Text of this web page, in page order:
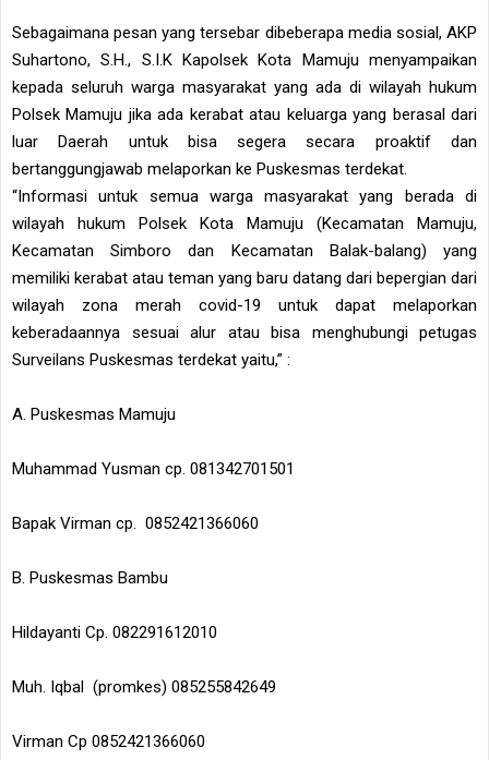
Sebagaimana pesan yang tersebar dibeberapa media sosial, AKP
Suhartono, S.H., S.I.K Kapolsek Kota Mamuju menyampaikan
kepada seluruh warga masyarakat yang ada di wilayah hukum
Polsek Mamuju jika ada kerabat atau keluarga yang berasal dari
luar Daerah untuk bisa segera secara proaktif dan
bertanggungjawab melaporkan ke Puskesmas terdekat.
“Informasi untuk semua warga masyarakat yang berada di
wilayah hukum Polsek Kota Mamuju (Kecamatan Mamuju,
Kecamatan Simboro dan Kecamatan Balak-balang) yang
memiliki kerabat atau teman yang baru datang dari bepergian dari
wilayah zona merah covid-19 untuk dapat melaporkan
keberadaannya sesuai alur atau bisa menghubungi petugas
Surveilans Puskesmas terdekat yaitu,” :
A. Puskesmas Mamuju
Muhammad Yusman cp. 081342701501
Bapak Virman cp. 0852421366060
B. Puskesmas Bambu
Hildayanti Cp. 082291612010
Muh. Iqbal (promkes) 085255842649
Virman Cp 0852421366060